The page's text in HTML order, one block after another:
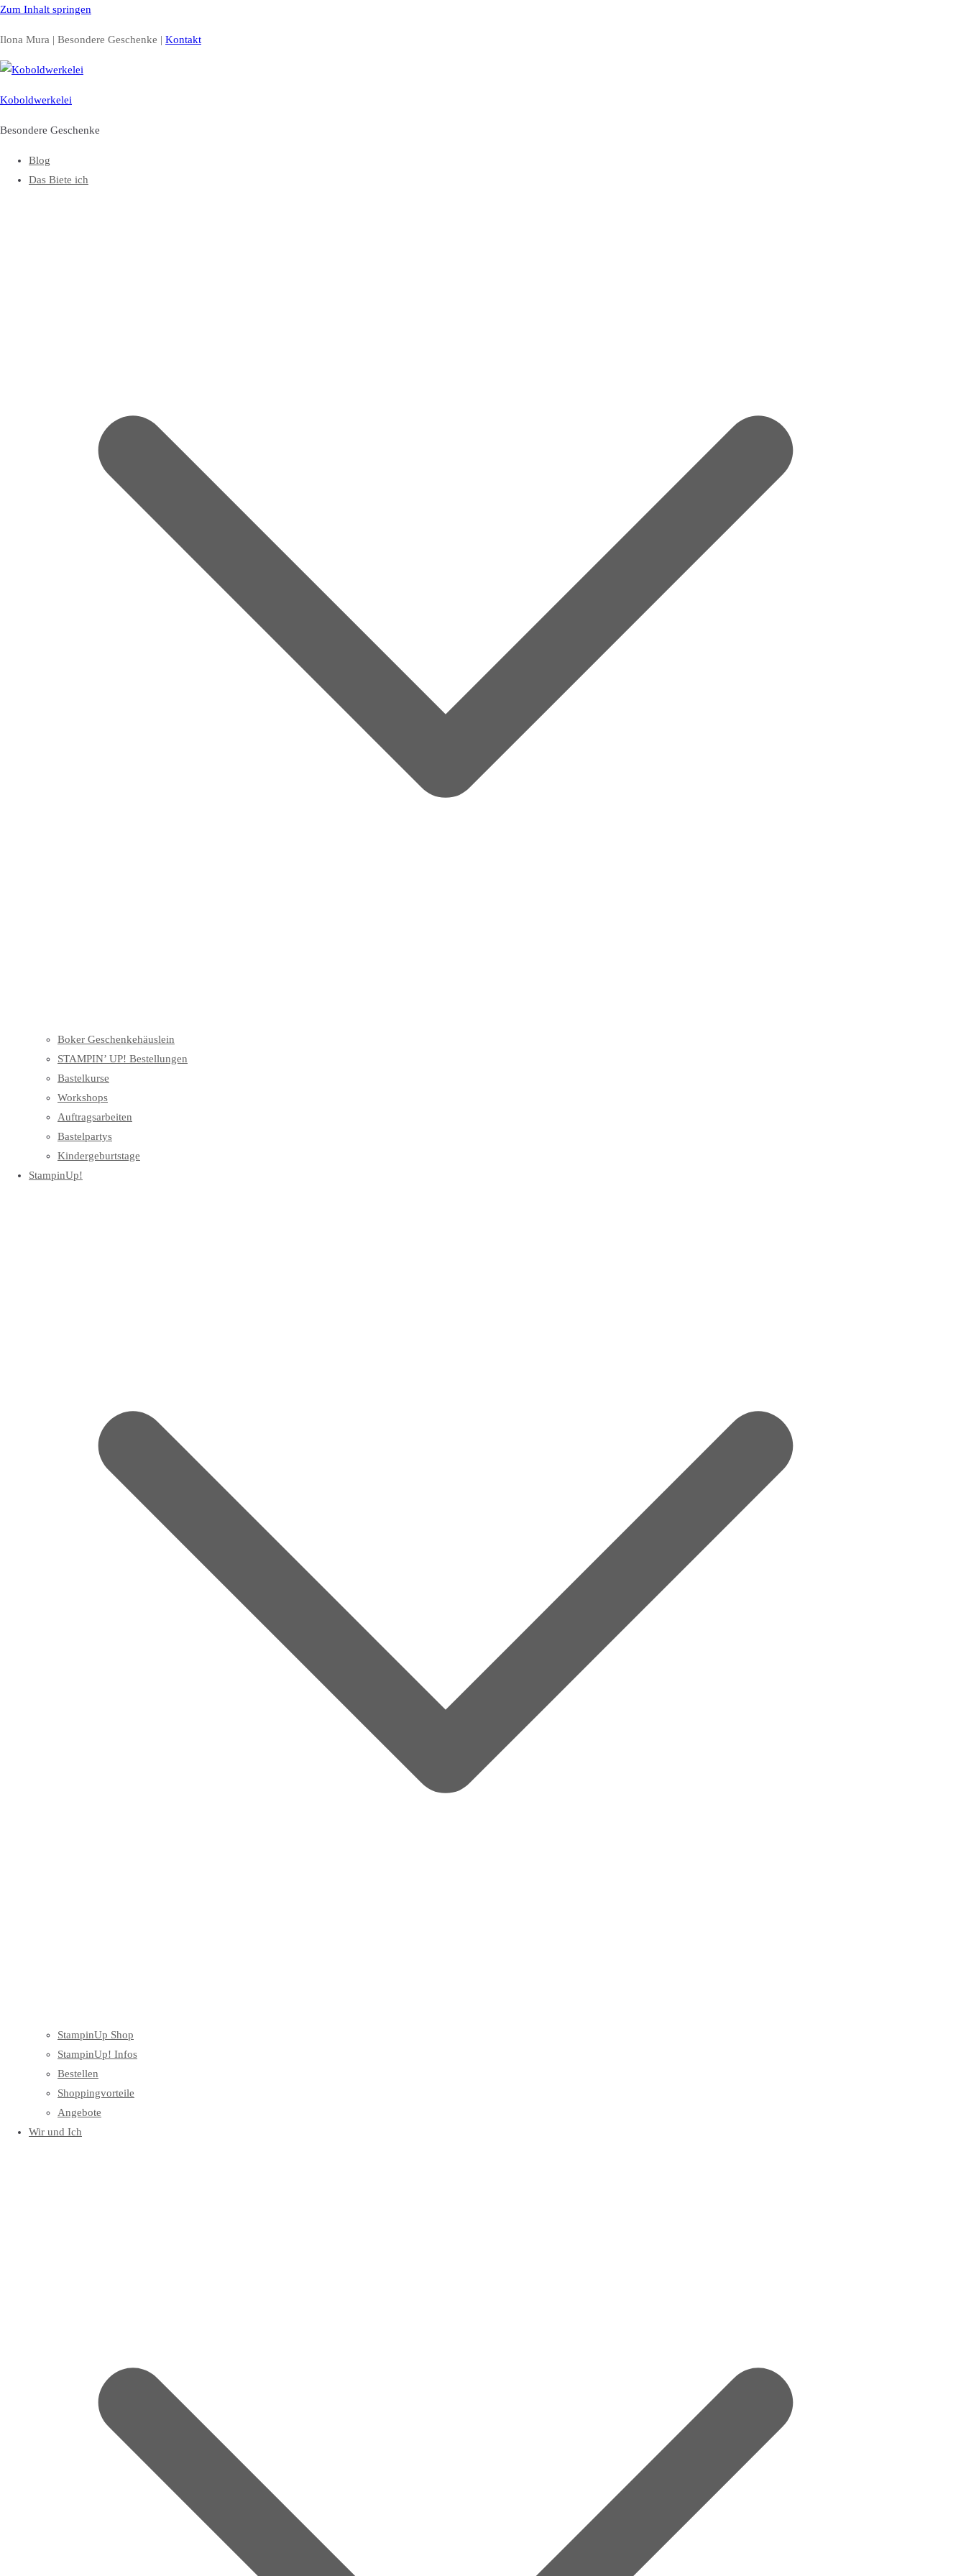
Zum Inhalt springen
Ilona Mura | Besondere Geschenke | Kontakt
Koboldwerkelei
Besondere Geschenke
Blog
Das Biete ich
Boker Geschenkehäuslein
STAMPIN’ UP! Bestellungen
Bastelkurse
Workshops
Auftragsarbeiten
Bastelpartys
Kindergeburtstage
StampinUp!
StampinUp Shop
StampinUp! Infos
Bestellen
Shoppingvorteile
Angebote
Wir und Ich